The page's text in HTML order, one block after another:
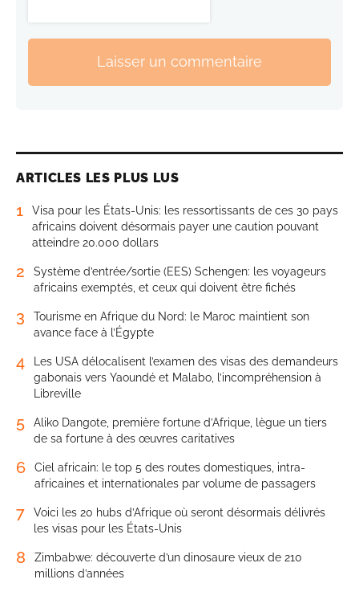
Laisser un commentaire
ARTICLES LES PLUS LUS
1
Visa pour les États-Unis: les ressortissants de ces 30 pays
africains doivent désormais payer une caution pouvant
atteindre 20.000 dollars
2
Système d’entrée/sortie (EES) Schengen: les voyageurs
africains exemptés, et ceux qui doivent être fichés
3
Tourisme en Afrique du Nord: le Maroc maintient son
avance face à l’Égypte
4
Les USA délocalisent l’examen des visas des demandeurs
gabonais vers Yaoundé et Malabo, l’incompréhension à
Libreville
5
Aliko Dangote, première fortune d’Afrique, lègue un tiers
de sa fortune à des œuvres caritatives
6
Ciel africain: le top 5 des routes domestiques, intra-
africaines et internationales par volume de passagers
7
Voici les 20 hubs d’Afrique où seront désormais délivrés
les visas pour les États-Unis
8
Zimbabwe: découverte d’un dinosaure vieux de 210
millions d’années